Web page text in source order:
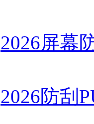
2026屏幕
2026防刮